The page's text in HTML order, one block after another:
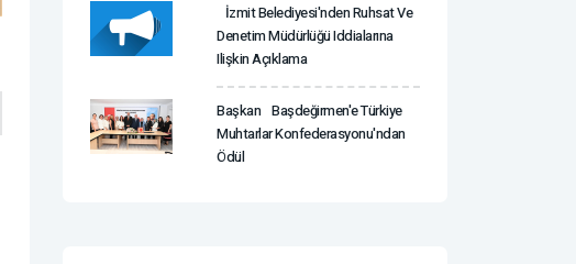
İzmit Belediyesi'nden Ruhsat Ve
Denetim Müdürlüğü Iddialarına
Ilişkin Açıklama
Başkan Başdeğirmen'e Türkiye
Muhtarlar Konfederasyonu'ndan
Ödül